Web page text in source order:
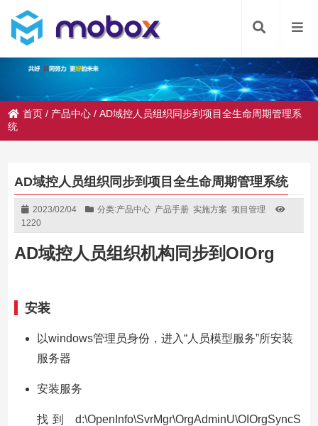
首页 / 产品中心 /AD域控人员组织同步到项目全生命周期管理系
统
AD域控人员组织同步到项目全生命周期管理系统
2023/02/04 分类:产品中心 产品手册 实施方案 项目管理
1220
AD域控人员组织机构同步到OIOrg
安装
以windows管理员身份，进入“人员模型服务”所安装
服务器
安装服务
找到 d:\OpenInfo\SvrMgr\OrgAdminU\OIOrgSyncS